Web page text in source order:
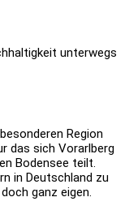
unterwegs
Region
das sich Vorarlberg
Bodensee teilt.
in Deutschland zu
ganz eigen.